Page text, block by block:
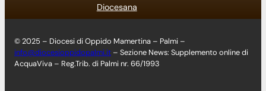
Diocesana
© 2025 – Diocesi di Oppido Mamertina – Palmi –
info@diocesioppidopalmi.it – Sezione News: Supplemento online di
AcquaViva – Reg.Trib. di Palmi nr. 66/1993